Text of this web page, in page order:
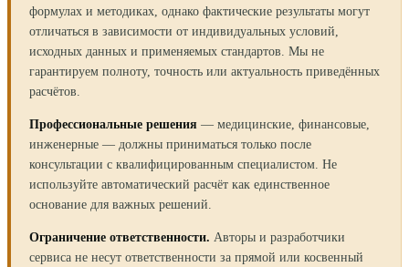
формулах и методиках, однако фактические результаты могут
отличаться в зависимости от индивидуальных условий,
исходных данных и применяемых стандартов. Мы не
гарантируем полноту, точность или актуальность приведённых
расчётов.
Профессиональные решения — медицинские, финансовые,
инженерные — должны приниматься только после
консультации с квалифицированным специалистом. Не
используйте автоматический расчёт как единственное
основание для важных решений.
Ограничение ответственности. Авторы и разработчики
сервиса не несут ответственности за прямой или косвенный